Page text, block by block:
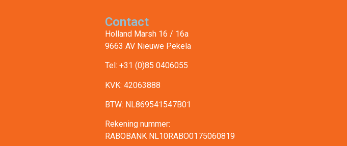
Contact
Holland Marsh 16 / 16a
9663 AV Nieuwe Pekela
Tel: +31 (0)85 0406055
KVK: 42063888
BTW: NL869541547B01
Rekening nummer:
RABOBANK NL10RABO0175060819